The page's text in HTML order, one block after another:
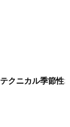
テクニカル季節性